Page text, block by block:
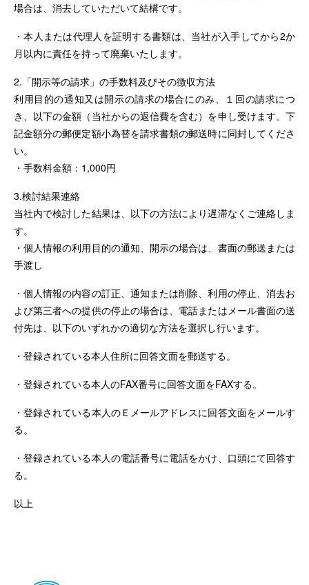
場合は、消去していただいて結構です。
・本人または代理人を証明する書類は、当社が入手してから2か
月以内に責任を持って廃棄いたします。
2.「開示等の請求」の手数料及びその徴収方法
利用目的の通知又は開示の請求の場合にのみ、１回の請求につ
き、以下の金額（当社からの返信費を含む）を申し受けます。下
記金額分の郵便定額小為替を請求書類の郵送時に同封してくださ
い。
・手数料金額：1,000円
3.検討結果連絡
当社内で検討した結果は、以下の方法により遅滞なくご連絡しま
す。
・個人情報の利用目的の通知、開示の場合は、書面の郵送または
手渡し
・個人情報の内容の訂正、通知または削除、利用の停止、消去お
よび第三者への提供の停止の場合は、電話またはメール書面の送
付先は、以下のいずれかの適切な方法を選択し行います。
・登録されている本人住所に回答文面を郵送する。
・登録されている本人のFAX番号に回答文面をFAXする。
・登録されている本人のＥメールアドレスに回答文面をメールす
る。
・登録されている本人の電話番号に電話をかけ、口頭にて回答す
る。
以上